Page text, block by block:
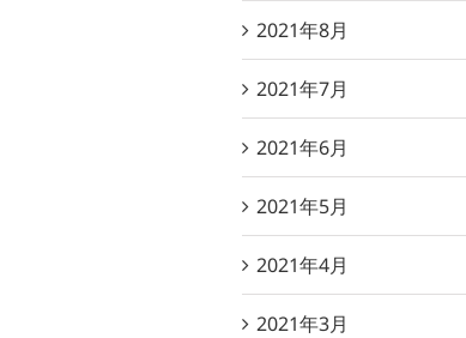
2021年8月
2021年7月
2021年6月
2021年5月
2021年4月
2021年3月